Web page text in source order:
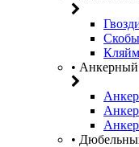
•
•